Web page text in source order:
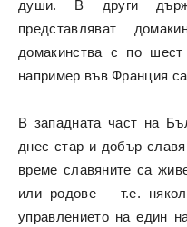
души. В други
представляват
домакинства с по
например във Франция
В западната част на
днес стар и добър
време славяните са
или родове – т.е.
управлението на един